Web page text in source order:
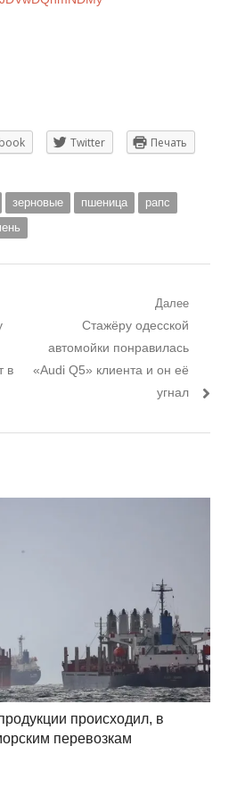
Twitter Печать
зерновые пшеница
рапс
в
Далее
Следующий
пост:
Стажёру одесской
автомойки понравилась
«Audi Q5» клиента и он её
угнал
происходил, в
перевозкам